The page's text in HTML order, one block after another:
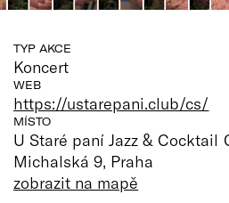
TYP AKCE
Koncert
WEB
https://ustarepani.club/cs/
MÍSTO
U Staré paní Jazz & Cocktail
Michalská 9, Praha
zobrazit na mapě